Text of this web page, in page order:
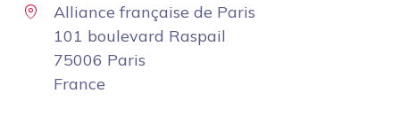
Alliance française de Paris
101 boulevard Raspail
75006 Paris
France